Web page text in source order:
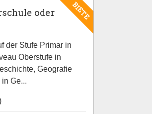
BIETE
oder
der Stufe Primar in
Oberstufe in
Geografie
Ge...